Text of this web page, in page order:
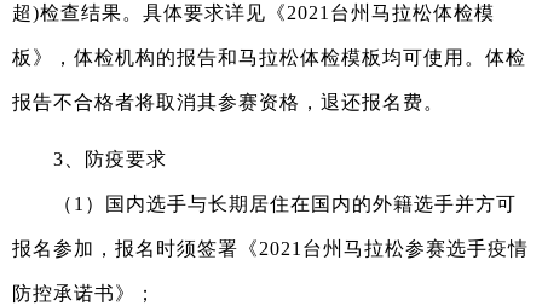
超)检查结果。具体要求详见《2021 台州马拉松体检模
板》，体检机构的报告和马拉松体检模板均可使用。体检
报告不合格者将取消其参赛资格，退还报名费。
3 、防疫要求
（ 1 ） 国内选手与长期居住在国内的外籍选手并方可
报名参加 ，报名时须签署《2021 台州马拉松参赛选手疫情
防控承诺书》；